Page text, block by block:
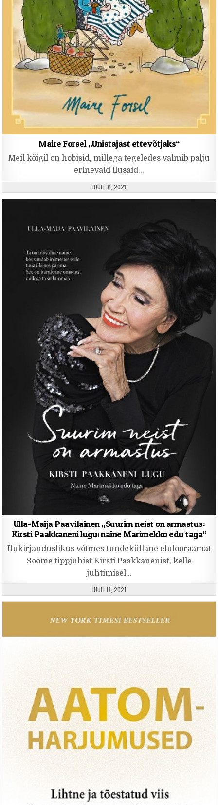
Maire Forsel „Unistajast ettevõtjaks“
Meil kõigil on hobisid, millega tegeledes valmib palju
erinevaid ilusaid…
PUBLISHED DATE:
JUULI 31, 2021
Ulla-Maija Paavilainen „Suurim neist on armastus:
Kirsti Paakkaneni lugu: naine Marimekko edu taga“
Ilukirjanduslikus võtmes tundeküllane elulooraamat
Soome tippjuhist Kirsti Paakkanenist, kelle
juhtimisel…
PUBLISHED DATE:
JUULI 17, 2021